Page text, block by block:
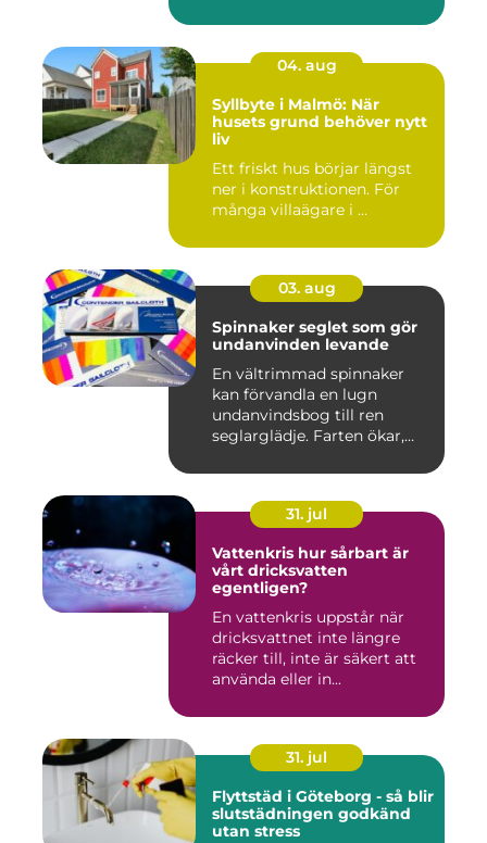
04. aug
Syllbyte i Malmö: När
husets grund behöver nytt
liv
Ett friskt hus börjar längst
ner i konstruktionen. För
många villaägare i ...
03. aug
Spinnaker seglet som gör
undanvinden levande
En vältrimmad spinnaker
kan förvandla en lugn
undanvindsbog till ren
seglarglädje. Farten ökar,
31. jul
Vattenkris hur sårbart är
vårt dricksvatten
egentligen?
En vattenkris uppstår när
dricksvattnet inte längre
räcker till, inte är säkert att
använda eller in...
31. jul
Flyttstäd i Göteborg - så blir
slutstädningen godkänd
utan stress